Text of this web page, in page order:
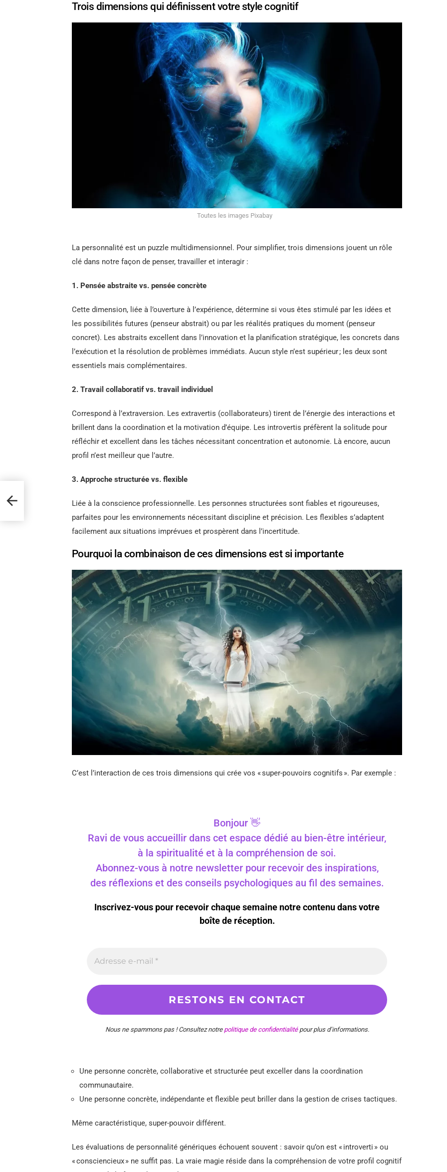
Trois dimensions qui définissent votre style cognitif
Toutes les images Pixabay
La personnalité est un puzzle multidimensionnel. Pour simplifier, trois dimensions jouent un rôle
clé dans notre façon de penser, travailler et interagir :
1. Pensée abstraite vs. pensée concrète
Cette dimension, liée à l’ouverture à l’expérience, détermine si vous êtes stimulé par les idées et
les possibilités futures (penseur abstrait) ou par les réalités pratiques du moment (penseur
concret). Les abstraits excellent dans l’innovation et la planification stratégique, les concrets dans
l’exécution et la résolution de problèmes immédiats. Aucun style n’est supérieur ; les deux sont
essentiels mais complémentaires.
2. Travail collaboratif vs. travail individuel
Correspond à l’extraversion. Les extravertis (collaborateurs) tirent de l’énergie des interactions et
brillent dans la coordination et la motivation d’équipe. Les introvertis préfèrent la solitude pour
réfléchir et excellent dans les tâches nécessitant concentration et autonomie. Là encore, aucun
profil n’est meilleur que l’autre.
3. Approche structurée vs. flexible
Liée à la conscience professionnelle. Les personnes structurées sont fiables et rigoureuses,
parfaites pour les environnements nécessitant discipline et précision. Les flexibles s’adaptent
facilement aux situations imprévues et prospèrent dans l’incertitude.
Pourquoi la combinaison de ces dimensions est si importante
C’est l’interaction de ces trois dimensions qui crée vos « super-pouvoirs cognitifs ». Par exemple :
Bonjour 👋
Ravi de vous accueillir dans cet espace dédié au bien-être intérieur,
à la spiritualité et à la compréhension de soi.
Abonnez-vous à notre newsletter pour recevoir des inspirations,
des réflexions et des conseils psychologiques au fil des semaines.
Inscrivez-vous pour recevoir chaque semaine notre contenu dans votre
boîte de réception.
Nous ne spammons pas ! Consultez notre politique de confidentialitépour plus d’informations.
Une personne concrète, collaborative et structurée peut exceller dans la coordination
communautaire.
Une personne concrète, indépendante et flexible peut briller dans la gestion de crises tactiques.
Même caractéristique, super-pouvoir différent.
Les évaluations de personnalité génériques échouent souvent : savoir qu’on est « introverti » ou
« consciencieux » ne suffit pas. La vraie magie réside dans la compréhension de votre profil cognitif